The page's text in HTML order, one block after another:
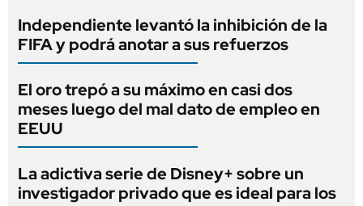
Independiente levantó la inhibición de la
FIFA y podrá anotar a sus refuerzos
El oro trepó a su máximo en casi dos
meses luego del mal dato de empleo en
EEUU
La adictiva serie de Disney+ sobre un
investigador privado que es ideal para los